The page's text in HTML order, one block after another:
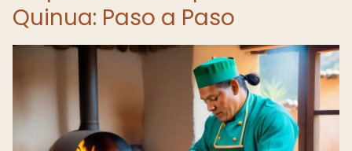
Quinua: Paso a Paso